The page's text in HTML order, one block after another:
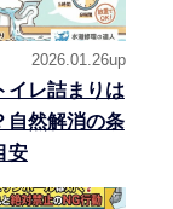
2026.01.26up
イレ詰まりは
自然解消の条
安